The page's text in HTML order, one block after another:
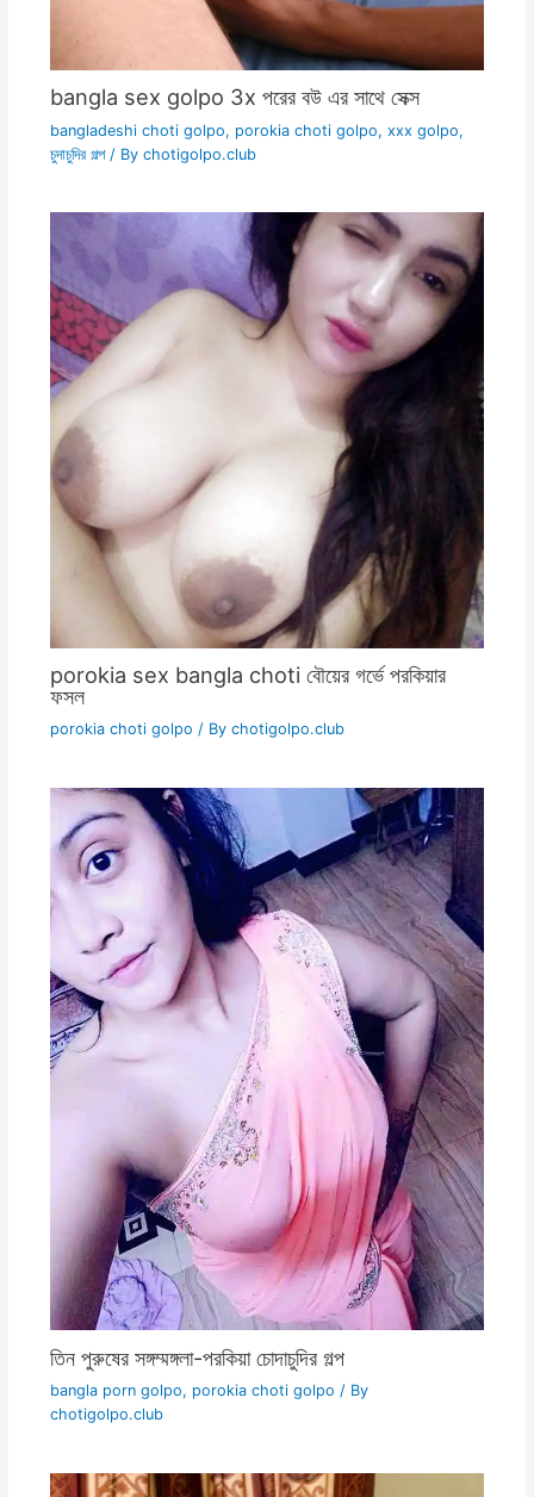
bangla sex golpo 3x পরের বউ এর সাথে সেক্স
bangladeshi choti golpo, porokia choti golpo, xxx golpo,
চুদাচুদির গল্প/ By chotigolpo.club
porokia sex bangla choti বৌয়ের গর্ভে পরকিয়ার
ফসল
porokia choti golpo / By chotigolpo.club
তিন পুরুষের সঙ্গম্মঙ্গলা-পরকিয়া চোদাচুদির গল্প
bangla porn golpo, porokia choti golpo / By
chotigolpo.club